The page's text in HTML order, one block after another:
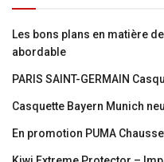
Les bons plans en matière
abordable
PARIS SAINT-GERMAIN
Casquette Bayern Munich
En promotion PUMA